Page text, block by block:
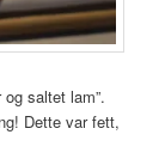
saltet lam”.
Dette var fett,